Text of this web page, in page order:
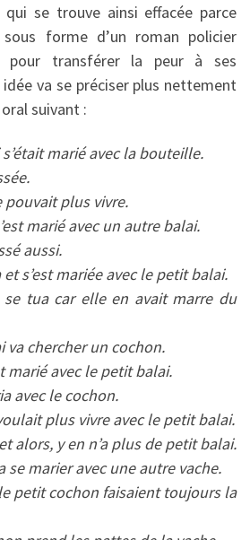
qui se trouve ainsi effacée parce
forme d’un roman policier
pour transférer la peur à ses
va se préciser plus nettement
suivant :
marié avec la bouteille.
plus vivre.
marié avec un autre balai.
aussi.
s’est mariée avec le petit balai.
tua car elle en avait marre du
va chercher un cochon.
marié avec le petit balai.
avec le cochon.
plus vivre avec le petit balai.
alors, y en n’a plus de petit balai.
se marier avec une autre vache.
petit cochon faisaient toujours la